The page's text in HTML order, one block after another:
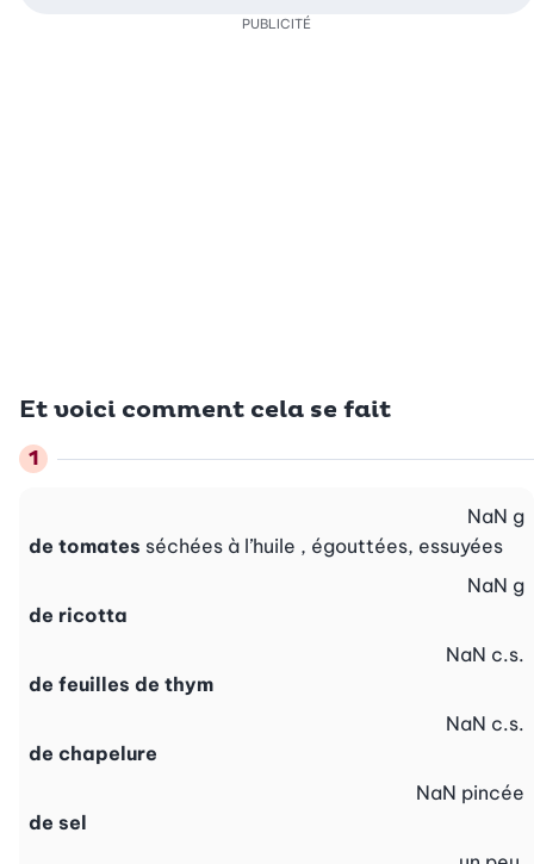
Et voici comment cela se fait
de tomates séchées à l’huile , égouttées, essuyées
NaN g
de ricotta
NaN g
de feuilles de thym
NaN c.s.
de chapelure
NaN c.s.
de sel
NaN pincée
PUBLICITÉ